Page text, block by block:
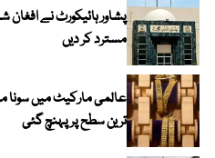
پشاور ہائیکورٹ نے
مسترد کر دیں
ترین سطح پر پہنچ گئی